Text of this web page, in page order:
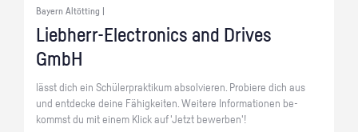
Bayern Altötting |
Lieb­herr-Elec­tro­nics and Dri­ves
GmbH
lässt dich ein Schü­ler­prak­ti­kum ab­sol­vie­ren. Pro­bie­re dich aus
und ent­de­cke deine Fä­hig­kei­ten. Wei­te­re In­for­ma­tio­nen be­
kommst du mit einem Klick auf 'Jetzt be­wer­ben'!